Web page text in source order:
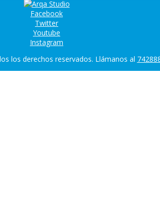
Facebook
Twitter
Youtube
Instagram
los derechos reservados. Llámanos al